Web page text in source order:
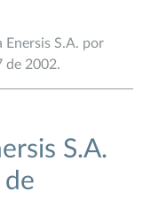
S.A. por
de 2002.
S.A.